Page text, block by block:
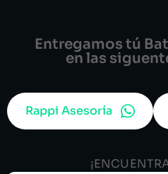
Entregamos tú
en las
Rappi Asesoría